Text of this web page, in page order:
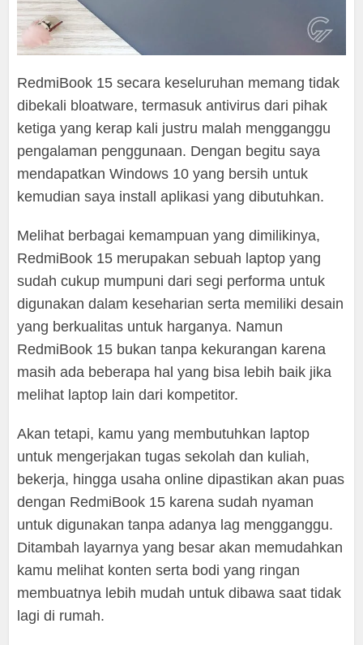
RedmiBook 15 secara keseluruhan memang tidak
dibekali bloatware, termasuk antivirus dari pihak
ketiga yang kerap kali justru malah mengganggu
pengalaman penggunaan. Dengan begitu saya
mendapatkan Windows 10 yang bersih untuk
kemudian saya install aplikasi yang dibutuhkan.
Melihat berbagai kemampuan yang dimilikinya,
RedmiBook 15 merupakan sebuah laptop yang
sudah cukup mumpuni dari segi performa untuk
digunakan dalam keseharian serta memiliki desain
yang berkualitas untuk harganya. Namun
RedmiBook 15 bukan tanpa kekurangan karena
masih ada beberapa hal yang bisa lebih baik jika
melihat laptop lain dari kompetitor.
Akan tetapi, kamu yang membutuhkan laptop
untuk mengerjakan tugas sekolah dan kuliah,
bekerja, hingga usaha online dipastikan akan puas
dengan RedmiBook 15 karena sudah nyaman
untuk digunakan tanpa adanya lag mengganggu.
Ditambah layarnya yang besar akan memudahkan
kamu melihat konten serta bodi yang ringan
membuatnya lebih mudah untuk dibawa saat tidak
lagi di rumah.